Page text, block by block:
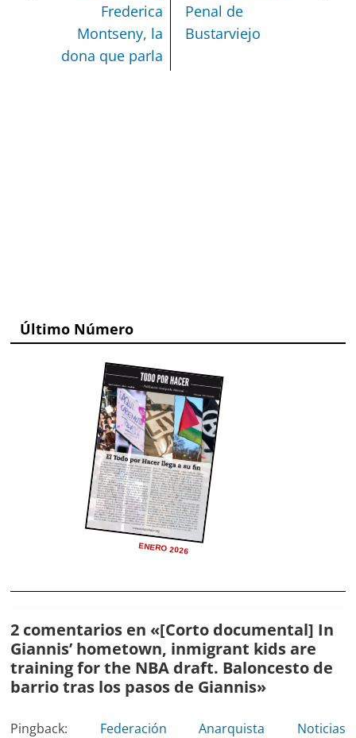
Frederica
Montseny, la
dona que parla
Penal de
Bustarviejo
Último Número
ENERO 2026
2 comentarios en «[Corto documental] In
Giannis’ hometown, inmigrant kids are
training for the NBA draft. Baloncesto de
barrio tras los pasos de Giannis»
Pingback: Federación Anarquista Noticias